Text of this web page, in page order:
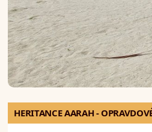
HERITANCE AARAH -